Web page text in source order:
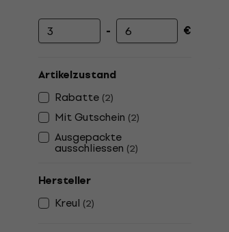
Mindestpreis
- Höchstpreis €
Artikelzustand
Rabatte (2)
Mit Gutschein (2)
Ausgepackte
ausschliessen (2)
Hersteller
Kreul (2)